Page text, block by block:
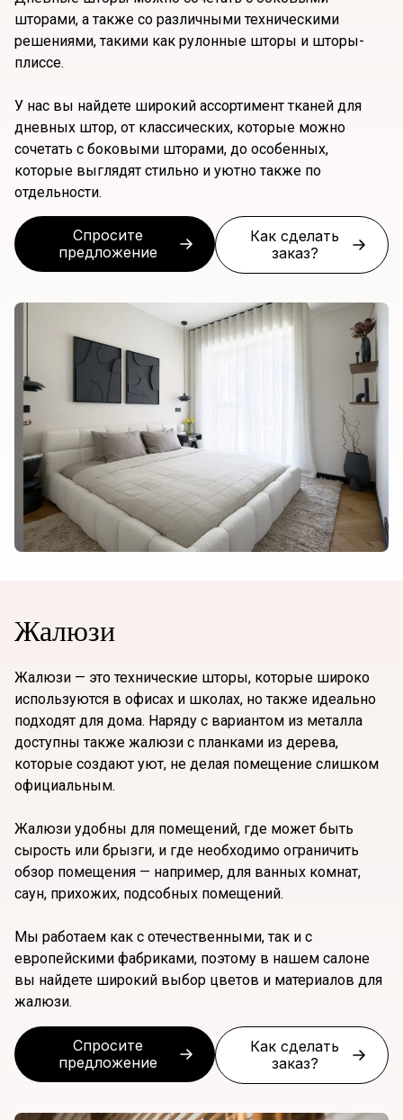
шторами, а также со различными техническими
решениями, такими как рулонные шторы и шторы-
плиссе.
У нас вы найдете широкий ассортимент тканей для
дневных штор, от классических, которые можно
сочетать с боковыми шторами, до особенных,
которые выглядят стильно и уютно также по
отдельности.
Спросите
предложение
Как сделать
заказ?
Жалюзи
Жалюзи — это технические шторы, которые широко
используются в офисах и школах, но также идеально
подходят для дома. Наряду с вариантом из металла
доступны также жалюзи с планками из дерева,
которые создают уют, не делая помещение слишком
официальным.
Жалюзи удобны для помещений, где может быть
сырость или брызги, и где необходимо ограничить
обзор помещения — например, для ванных комнат,
саун, прихожих, подсобных помещений.
Мы работаем как с отечественными, так и с
европейскими фабриками, поэтому в нашем салоне
вы найдете широкий выбор цветов и материалов для
жалюзи.
Спросите
предложение
Как сделать
заказ?